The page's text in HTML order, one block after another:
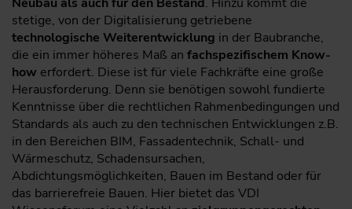
stetige, von der Digitalisierung getriebene
technologische Weiterentwicklung in der Baubranche,
die ein immer höheres Maß an fachspezifischem Know-
how erfordert. Diese ist für viele Fachkräfte eine große
Herausforderung. Denn sie benötigen sowohl fundierte
Kenntnisse über die rechtlichen Rahmenbedingungen und
Standards als auch zu den technischen Entwicklungen z.B.
in den Bereichen BIM, Fassadentechnik, Schall- und
Wärmeschutz, Schadensursachen,
Abdichtungsmöglichkeiten, Bauen im Bestand oder für
das barrierefreie Bauen. Hier bietet das VDI